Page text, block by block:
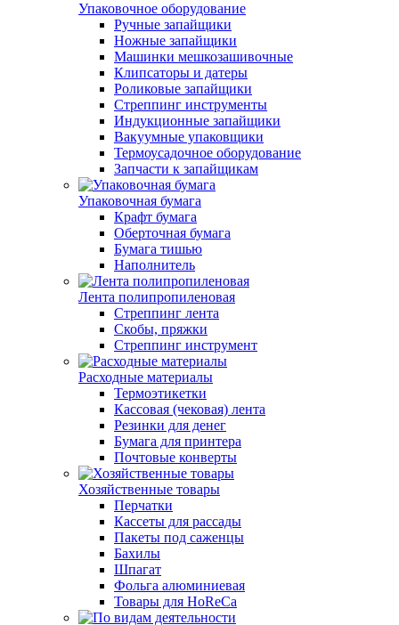
Упаковочное оборудование
Ручные запайщики
Ножные запайщики
Машинки мешкозашивочные
Клипсаторы и датеры
Роликовые запайщики
Стреппинг инструменты
Индукционные запайщики
Вакуумные упаковщики
Термоусадочное оборудование
Запчасти к запайщикам
Упаковочная бумага
Крафт бумага
Оберточная бумага
Бумага тишью
Наполнитель
Лента полипропиленовая
Стреппинг лента
Скобы, пряжки
Стреппинг инструмент
Расходные материалы
Термоэтикетки
Кассовая (чековая) лента
Резинки для денег
Бумага для принтера
Почтовые конверты
Хозяйственные товары
Перчатки
Кассеты для рассады
Пакеты под саженцы
Бахилы
Шпагат
Фольга алюминиевая
Товары для HoReCa